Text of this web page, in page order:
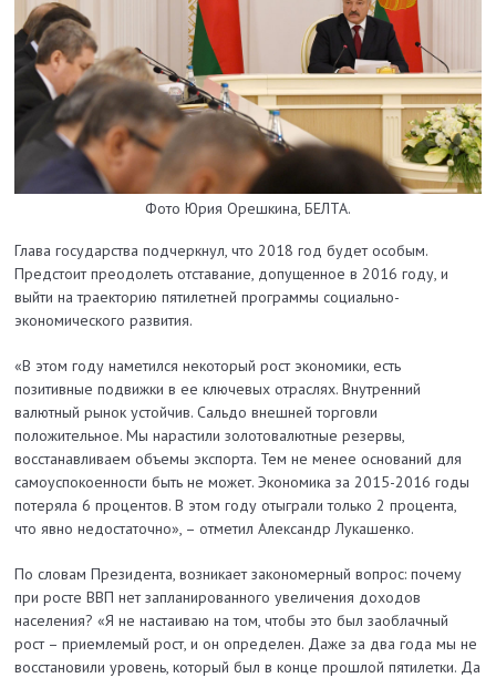
Фото Юрия Орешкина, БЕЛТА.
Глава государства подчеркнул, что 2018 год будет особым.
Предстоит преодолеть отставание, допущенное в 2016 году, и
выйти на траекторию пятилетней программы социально-
экономического развития.
«В этом году наметился некоторый рост экономики, есть
позитивные подвижки в ее ключевых отраслях. Внутренний
валютный рынок устойчив. Сальдо внешней торговли
положительное. Мы нарастили золотовалютные резервы,
восстанавливаем объемы экспорта. Тем не менее оснований для
самоуспокоенности быть не может. Экономика за 2015-2016 годы
потеряла 6 процентов. В этом году отыграли только 2 процента,
что явно недостаточно», – отметил Александр Лукашенко.
По словам Президента, возникает закономерный вопрос: почему
при росте ВВП нет запланированного увеличения доходов
населения? «Я не настаиваю на том, чтобы это был заоблачный
рост – приемлемый рост, и он определен. Даже за два года мы не
восстановили уровень, который был в конце прошлой пятилетки. Да